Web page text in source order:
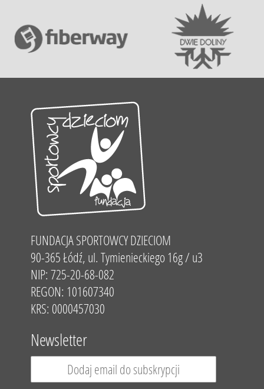
FUNDACJA SPORTOWCY DZIECIOM
90-365 Łódź, ul. Tymienieckiego 16g / u3
NIP: 725-20-68-082
REGON: 101607340
KRS: 0000457030
Newsletter